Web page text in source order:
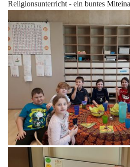
Religionsunterricht - ein buntes